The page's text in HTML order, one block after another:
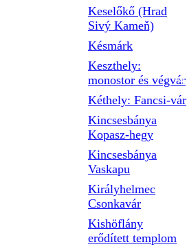
Keselőkő (Hrad
Sivý Kameň)
Késmárk
Keszthely:
monostor és végvár
Kéthely: Fancsi-vár
Kincsesbánya
Kopasz-hegy
Kincsesbánya
Vaskapu
Királyhelmec
Csonkavár
Kishöflány
erődített templom